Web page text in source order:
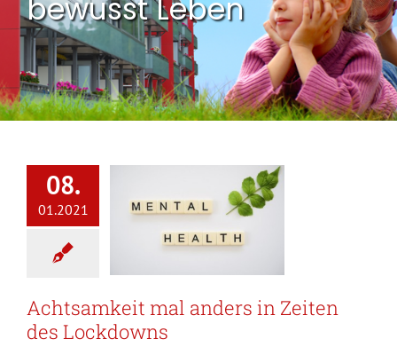
bewusst Leben
08.
01.2021
Achtsamkeit mal anders in Zeiten
des Lockdowns